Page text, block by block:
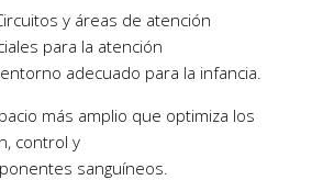
y áreas de atención
para la atención
adecuado para la infancia.
más amplio que optimiza los
control y
sanguíneos.